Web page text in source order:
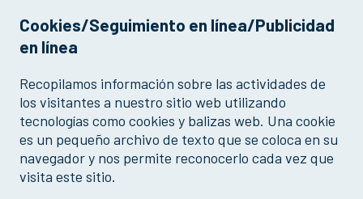
Cookies/Seguimiento en línea/Publicidad
en línea
Recopilamos información sobre las actividades de
los visitantes a nuestro sitio web utilizando
tecnologías como cookies y balizas web. Una cookie
es un pequeño archivo de texto que se coloca en su
navegador y nos permite reconocerlo cada vez que
visita este sitio.